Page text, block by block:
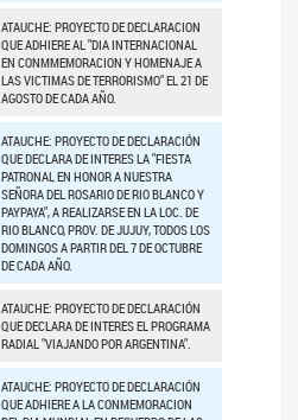
ATAUCHE: PROYECTO DE DECLARACION
QUE ADHIERE AL "DIA INTERNACIONAL
EN CONMMEMORACION Y HOMENAJE A
LAS VICTIMAS DE TERRORISMO" EL 21 DE
AGOSTO DE CADA AÑO.
ATAUCHE: PROYECTO DE DECLARACIÓN
QUE DECLARA DE INTERES LA "FIESTA
PATRONAL EN HONOR A NUESTRA
SEÑORA DEL ROSARIO DE RIO BLANCO Y
PAYPAYA", A REALIZARSE EN LA LOC. DE
RIO BLANCO, PROV. DE JUJUY, TODOS LOS
DOMINGOS A PARTIR DEL 7 DE OCTUBRE
DE CADA AÑO.
ATAUCHE: PROYECTO DE DECLARACIÓN
QUE DECLARA DE INTERES EL PROGRAMA
RADIAL "VIAJANDO POR ARGENTINA".
ATAUCHE: PROYECTO DE DECLARACIÓN
QUE ADHIERE A LA CONMEMORACION